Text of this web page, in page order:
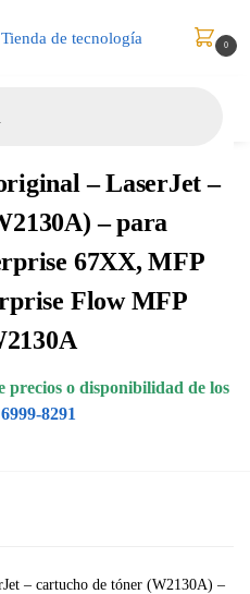
0
– LaserJet –
– para
67XX, MFP
Flow MFP
o disponibilidad de los
8291
– cartucho de tóner (W2130A) –